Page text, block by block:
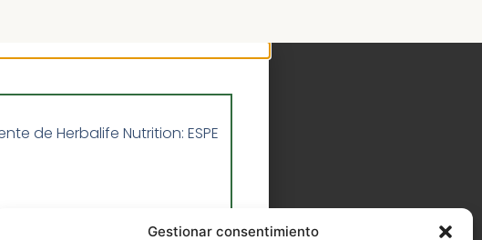
Gestionar consentimiento
de Herbalife Nutrition: ESPE
DE HERBALIFE